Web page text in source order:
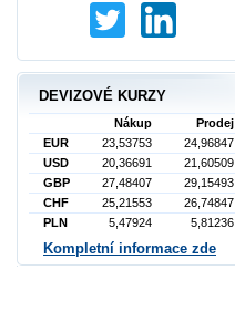
DEVIZOVÉ KURZY
Nákup
Prodej
EUR
23,53753
24,96847
USD
20,36691
21,60509
GBP
27,48407
29,15493
CHF
25,21553
26,74847
PLN
5,47924 5,81236
Kompletní informace zde